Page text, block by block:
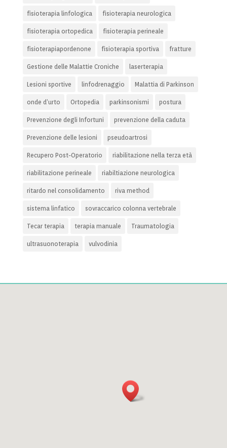
fisioterapia linfologica fisioterapia neurologica
fisioterapia ortopedica fisioterapia perineale
fisioterapiapordenone fisioterapia sportiva fratture
Gestione delle Malattie Croniche laserterapia
Lesioni sportive linfodrenaggio Malattia di Parkinson
onde d’urto Ortopedia parkinsonismi postura
Prevenzione degli Infortuni prevenzione della caduta
Prevenzione delle lesioni pseudoartrosi
Recupero Post-Operatorio riabilitazione nella terza età
riabilitazione perineale riabiltiazione neurologica
ritardo nel consolidamento riva method
sistema linfatico sovraccarico colonna vertebrale
Tecar terapia terapia manuale Traumatologia
ultrasuonoterapia vulvodinia